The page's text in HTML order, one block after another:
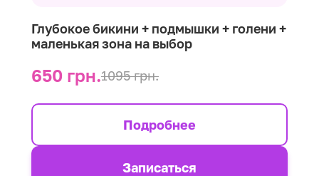
Глубокое бикини + подмышки + голени +
маленькая зона на выбор
650 грн.1095 грн.
Подробнее
Записаться